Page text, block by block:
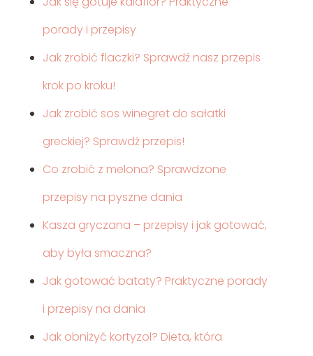
porady i przepisy
Jak zrobić flaczki? Sprawdź nasz przepis
krok po kroku!
Jak zrobić sos winegret do sałatki
greckiej? Sprawdź przepis!
Co zrobić z melona? Sprawdzone
przepisy na pyszne dania
Kasza gryczana – przepisy i jak gotować,
aby była smaczna?
Jak gotować bataty? Praktyczne porady
i przepisy na dania
Jak obniżyć kortyzol? Dieta, która